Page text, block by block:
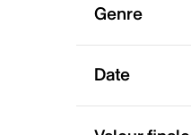
Genre
Date